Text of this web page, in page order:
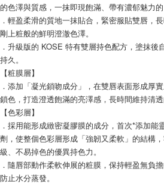
的色澤與質感，一抹即現飽滿、帶有濃郁魅力的
．輕盈柔滑的質地一抹貼合，緊密服貼雙唇，
剛上粧般的鮮明澄澈色澤。
．升級版的 KOSE 特有雙層持色配方，塗抹後
持久。
【粧膜層】
．添加「凝光鎖吻成分」，在雙唇表面形成厚
鎖色，打造澄透飽滿的亮澤感，長時間維持清透
【色彩層】
．採用能形成緻密凝膠膜的成分，首次*添加
劑，使整個色彩層形成「強韌又柔軟」的結構
級、不易掉色的優異持色力。
．隨唇部動作柔軟伸展的粧膜，保持輕盈無負
防止水分蒸發。